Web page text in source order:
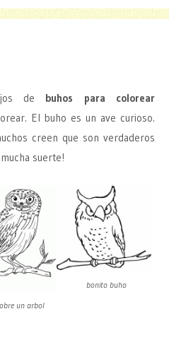
de buhos para colorear
El buho es un ave curioso.
creen que son verdaderos
suerte!
un arbol
bonito buho